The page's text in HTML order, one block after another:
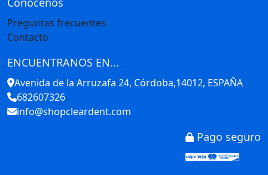
Preguntas frecuentes
Contacto
ENCUENTRANOS EN...
Avenida de la Arruzafa 24, Córdoba,14012, ESPAÑA
682607326
info@shopcleardent.com
Pago seguro
Stripe
Visa